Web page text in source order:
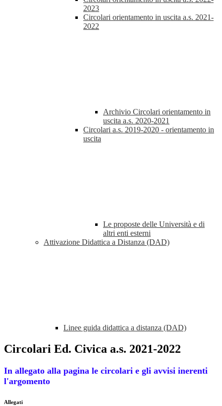
2023
Circolari orientamento in uscita a.s. 2021-
2022
Archivio Circolari orientamento in
uscita a.s. 2020-2021
Circolari a.s. 2019-2020 - orientamento in
uscita
Le proposte delle Università e di
altri enti esterni
Attivazione Didattica a Distanza (DAD)
Linee guida didattica a distanza (DAD)
Circolari Ed. Civica a.s. 2021-2022
In allegato alla pagina le circolari e gli avvisi inerenti
l'argomento
Allegati